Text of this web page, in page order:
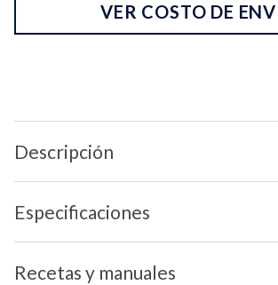
VER COSTO DE
Descripción
Especificaciones
Recetas y manuales